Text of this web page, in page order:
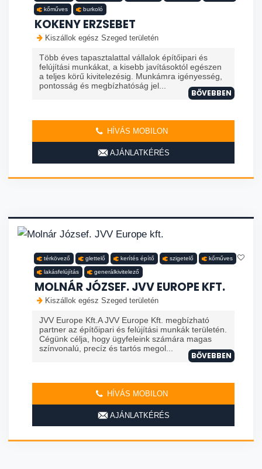
kőműves burkoló
KOKENY ERZSEBET
Kiszállok egész Szeged területén
Több éves tapasztalattal vállalok építőipari és
felújítási munkákat, a kisebb javításoktól egészen
a teljes körű kivitelezésig. Munkámra igényesség,
pontosság és megbízhatóság jel...
BŐVEBBEN
HÍVÁS MOBILON
AJÁNLATKÉRÉS
térkövező glettelő kerítés építő szigetelő kőműves
lakásfelújítás generálkivitelező
MOLNÁR JÓZSEF. JVV EUROPE KFT.
Kiszállok egész Szeged területén
JVV Europe Kft.A JVV Europe Kft. megbízható
partner az építőipari és felújítási munkák területén.
Cégünk célja, hogy ügyfeleink számára magas
színvonalú, precíz és tartós megol...
BŐVEBBEN
HÍVÁS MOBILON
AJÁNLATKÉRÉS